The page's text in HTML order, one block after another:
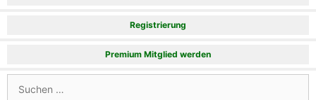
Registrierung
Premium Mitglied werden
nach: